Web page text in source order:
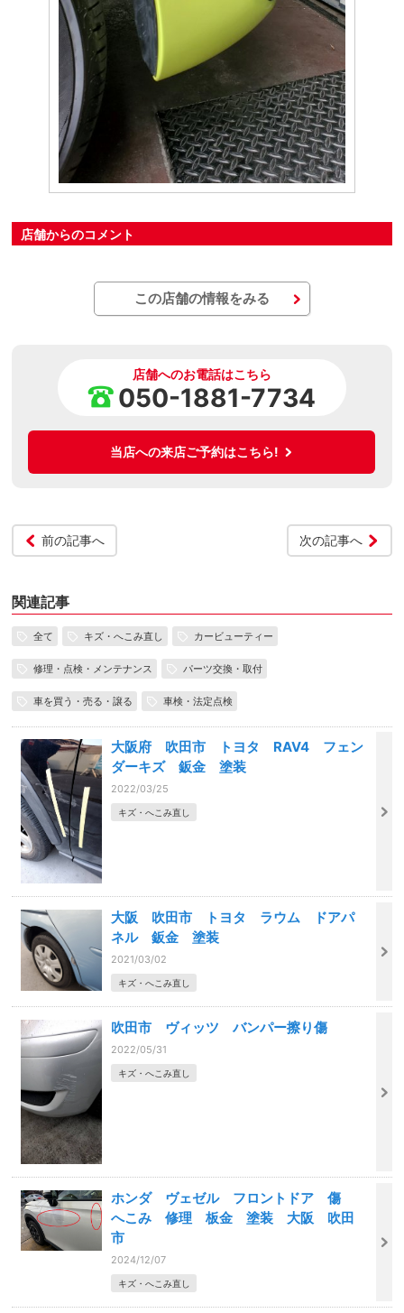
店舗からのコメント
この店舗の情報をみる
店舗へのお電話はこちら
050-1881-7734
当店への来店ご予約はこちら!
前の記事へ 次の記事へ
関連記事
全て キズ・へこみ直し カービューティー
修理・点検・メンテナンス パーツ交換・取付
車を買う・売る・譲る 車検・法定点検
大阪府 吹田市 トヨタ RAV4 フェン
ダーキズ 鈑金 塗装
2022/03/25
キズ・へこみ直し
大阪 吹田市 トヨタ ラウム ドアパ
ネル 鈑金 塗装
2021/03/02
キズ・へこみ直し
吹田市 ヴィッツ バンパー擦り傷
2022/05/31
キズ・へこみ直し
ホンダ ヴェゼル フロントドア 傷
へこみ 修理 板金 塗装 大阪 吹田
市
2024/12/07
キズ・へこみ直し